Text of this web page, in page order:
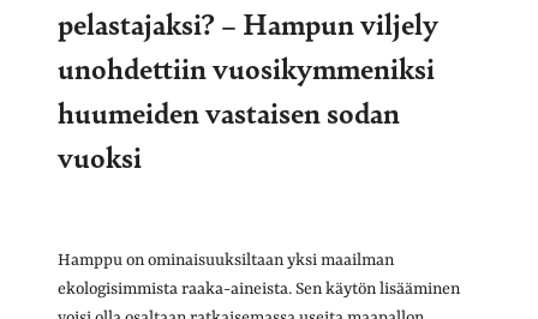
pelastajaksi? – Hampun viljely
unohdettiin vuosikymmeniksi
huumeiden vastaisen sodan
vuoksi
Hamppu on ominaisuuksiltaan yksi maailman
ekologisimmista raaka-aineista. Sen käytön lisääminen